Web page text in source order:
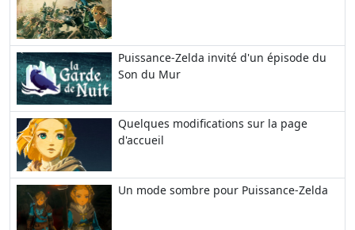
Puissance-Zelda invité d'un épisode du
Son du Mur
Quelques modifications sur la page
d'accueil
Un mode sombre pour Puissance-Zelda